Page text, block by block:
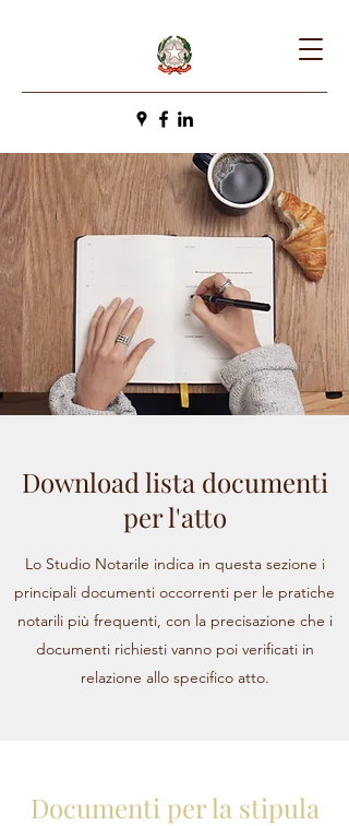
Download lista documenti
per l'atto
Lo Studio Notarile indica in questa sezione i
principali documenti occorrenti per le pratiche
notarili più frequenti, con la precisazione che i
documenti richiesti vanno poi verificati in
relazione allo specifico atto.
Documenti per la stipula